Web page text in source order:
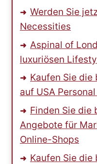
Werden Sie
Necessities
Aspinal of
luxuriösen
Kaufen Sie die
auf USA
Finden Sie die
Angebote für
Online-Shops
Kaufen Sie